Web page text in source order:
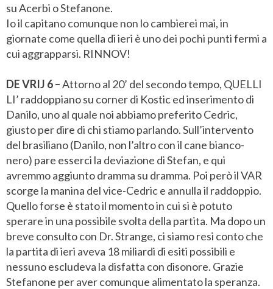
su Acerbi o Stefanone.
Io il capitano comunque non lo cambierei mai, in
giornate come quella di ieri è uno dei pochi punti fermi a
cui aggrapparsi. RINNOV!
DE VRIJ 6 –Attorno al 20’ del secondo tempo, QUELLI
LI’ raddoppiano su corner di Kostic ed inserimento di
Danilo, uno al quale noi abbiamo preferito Cedric,
giusto per dire di chi stiamo parlando. Sull’intervento
del brasiliano (Danilo, non l’altro con il cane bianco-
nero) pare esserci la deviazione di Stefan, e qui
avremmo aggiunto dramma su dramma. Poi però il VAR
scorge la manina del vice-Cedric e annulla il raddoppio.
Quello forse è stato il momento in cui si è potuto
sperare in una possibile svolta della partita. Ma dopo un
breve consulto con Dr. Strange, ci siamo resi conto che
la partita di ieri aveva 18 miliardi di esiti possibili e
nessuno escludeva la disfatta con disonore. Grazie
Stefanone per aver comunque alimentato la speranza.